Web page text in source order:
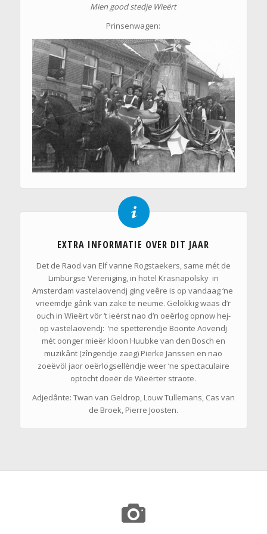
Mien good stedje Wieërt
Prinsenwagen:
EXTRA INFORMATIE OVER DIT JAAR
Det de Raod van Elf vanne Rogstaekers, same mét de
Limburgse Vereniging, in hotel Krasnapolsky in
Amsterdam vastelaovendj ging veêre is op vandaag ‘ne
vrieëmdje gânk van zake te neume. Gelökkig waas d’r
ouch in Wieërt vör ‘t ieërst nao d’n oeërlog opnow hej-
op vastelaovendj: ‘ne spetterendje Boonte Aovendj
mét oonger mieër kloon Huubke van den Bosch en
muzikânt (zîngendje zaeg) Pierke Janssen en nao
zoeëvöl jaor oeërlogsellèndje weer ‘ne spectaculaire
optocht doeër de Wieërter straote.
Adjedânte: Twan van Geldrop, Louw Tullemans, ­Cas van
de Broek, Pierre Joosten.